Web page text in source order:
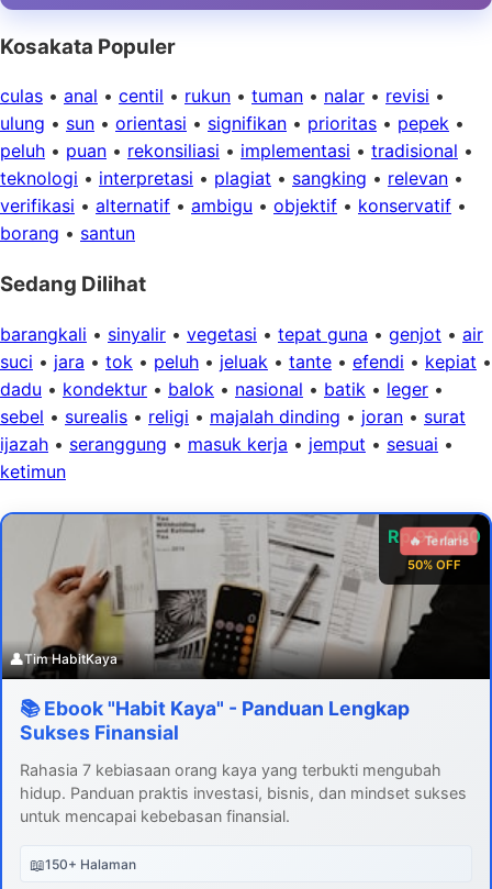
Kosakata Populer
culas • anal • centil • rukun • tuman • nalar • revisi •
ulung • sun • orientasi • signifikan • prioritas • pepek •
peluh • puan • rekonsiliasi • implementasi • tradisional •
teknologi • interpretasi • plagiat • sangking • relevan •
verifikasi • alternatif • ambigu • objektif • konservatif •
borang • santun
Sedang Dilihat
barangkali • sinyalir • vegetasi • tepat guna • genjot • air
suci • jara • tok • peluh • jeluak • tante • efendi • kepiat •
dadu • kondektur • balok • nasional • batik • leger •
sebel • surealis • religi • majalah dinding • joran • surat
ijazah • seranggung • masuk kerja • jemput • sesuai •
ketimun
Rp 99.000
50% OFF
🔥 Terlaris
👤Tim HabitKaya
📚 Ebook "Habit Kaya" - Panduan Lengkap
Sukses Finansial
Rahasia 7 kebiasaan orang kaya yang terbukti mengubah
hidup. Panduan praktis investasi, bisnis, dan mindset sukses
untuk mencapai kebebasan finansial.
📖150+ Halaman